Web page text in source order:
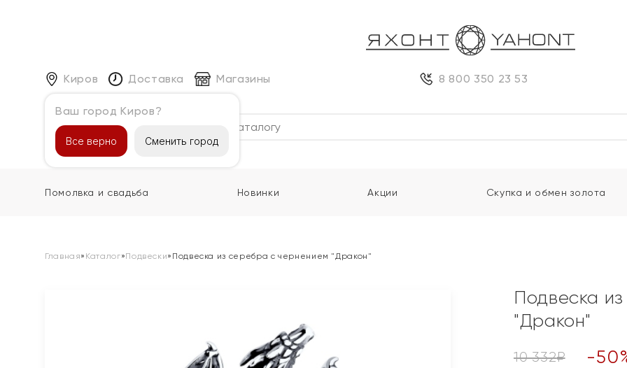
Киров
Ваш город Киров?
Все верно Сменить город
Доставка Магазины 8 800 350 23 53
Каталог
Помолвка и свадьба Новинки Акции Скупка и обмен золота
Главная» Каталог»Подвески» Подвеска из серебра с чернением "Дракон"
Подвеска
"Дракон"
10 332₽ -50